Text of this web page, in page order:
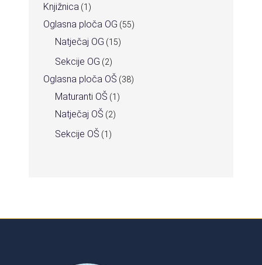
Knjižnica (1)
Oglasna ploča OG (55)
Natječaj OG (15)
Sekcije OG (2)
Oglasna ploča OŠ (38)
Maturanti OŠ (1)
Natječaj OŠ (2)
Sekcije OŠ (1)